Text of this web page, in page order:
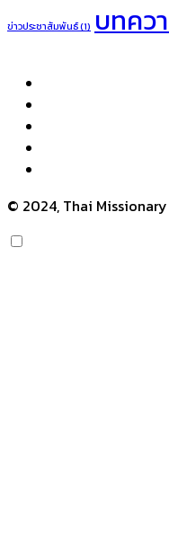
ข่าวประชาสัมพันธ์(1) บทคว
© 2024, Thai